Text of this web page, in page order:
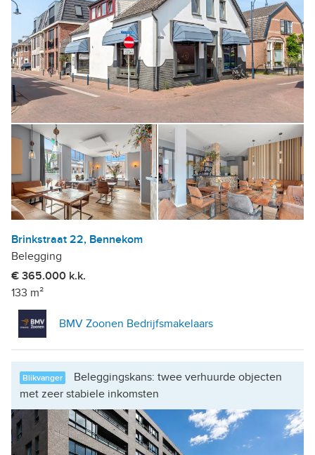
Brinkstraat 22, Bennekom
Belegging
€ 365.000 k.k.
133 m²
BMV Zoonen Bedrijfsmakelaars
Blikvanger
Beleggingskans: twee verhuurde objecten
met zeer stabiele inkomsten